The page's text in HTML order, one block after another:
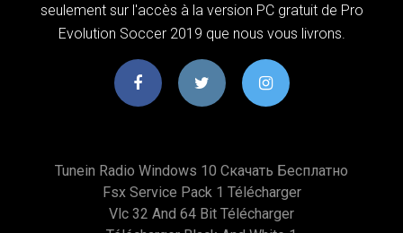
seulement sur l'accès à la version PC gratuit de Pro
Evolution Soccer 2019 que nous vous livrons.
Tunein Radio Windows 10 Скачать Бесплатно
Fsx Service Pack 1 Télécharger
Vlc 32 And 64 Bit Télécharger